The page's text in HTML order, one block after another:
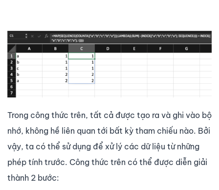
Trong công thức trên, tất cả được tạo ra và ghi vào bộ
nhớ, không hề liên quan tới bất kỳ tham chiếu nào. Bởi
vậy, ta có thể sử dụng để xử lý các dữ liệu từ những
phép tính trước. Công thức trên có thể được diễn giải
thành 2 bước: